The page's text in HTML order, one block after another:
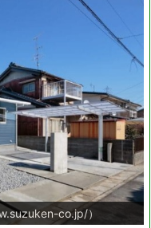
県名古屋市緑区鳴海町
県海部郡蟹江町北新田
県豊橋市神野新田町字
10
県大府市横根町前田
県岡崎市昭和町木舟
co.jp/）